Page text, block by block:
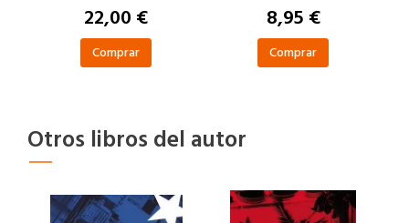
22,00 €
Comprar
8,95 €
Comprar
Otros libros del autor